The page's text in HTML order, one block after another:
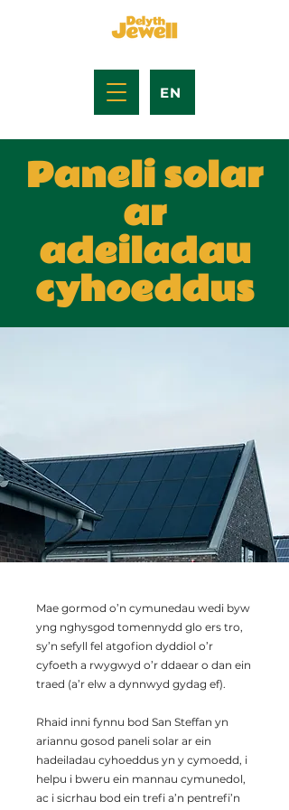
EN
Paneli solar
ar
adeiladau
cyhoeddus
Mae gormod o’n cymunedau wedi byw
yng nghysgod tomennydd glo ers tro,
sy’n sefyll fel atgofion dyddiol o’r
cyfoeth a rwygwyd o’r ddaear o dan ein
traed (a’r elw a dynnwyd gydag ef).
Rhaid inni fynnu bod San Steffan yn
ariannu gosod paneli solar ar ein
hadeiladau cyhoeddus yn y cymoedd, i
helpu i bweru ein mannau cymunedol,
ac i sicrhau bod ein trefi a’n pentrefi’n